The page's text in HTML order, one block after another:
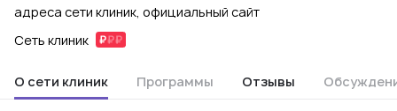
адреса сети клиник, официальный сайт
Сеть клиник
О сети клиник Программы Отзывы